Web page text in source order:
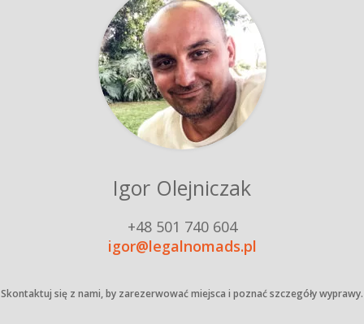
Igor Olejniczak
+48 501 740 604
igor@legalnomads.pl
Skontaktuj się z nami, by zarezerwować miejsca i poznać szczegóły wyprawy.